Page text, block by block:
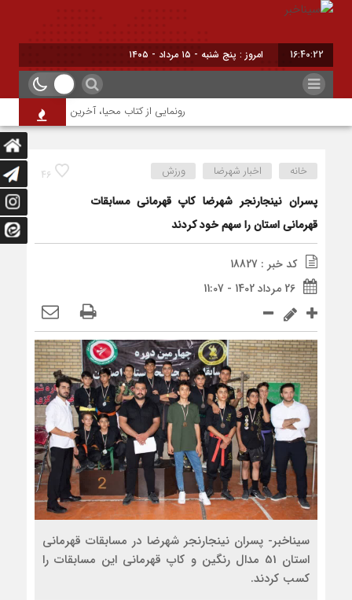
16:40:23 امروز : پنج شنبه - ۱۵ مرداد - ۱۴۰۵
رونمایی از کتاب محیا، آخرین اثر نویسنده جوان
46 خانه اخبار شهرضا ورزش
پسران نینجارنجر شهرضا کاپ قهرمانی مسابقات
قهرمانی استان را سهم خود کردند
کد خبر : 18827
26 مرداد 1402 - 11:07
سیناخبر- پسران نینجارنجر شهرضا در مسابقات قهرمانی
استان 51 مدال رنگین و کاپ قهرمانی این مسابقات را
کسب کردند.